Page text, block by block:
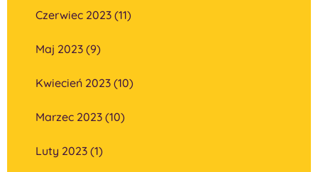
Czerwiec 2023 (11)
Maj 2023 (9)
Kwiecień 2023 (10)
Marzec 2023 (10)
Luty 2023 (1)